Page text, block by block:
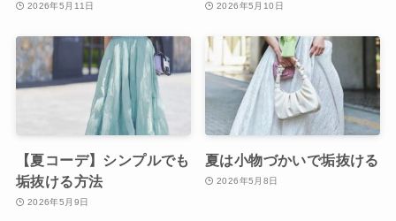
2026年5月11日 2026年5月10日
【夏コーデ】シンプルでも
垢抜ける方法
2026年5月9日
夏は小物づかいで垢抜ける
2026年5月8日